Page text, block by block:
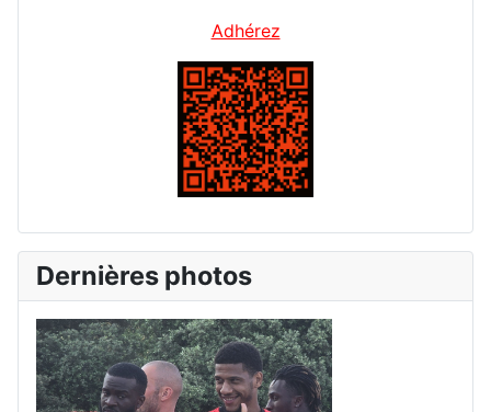
Adhérez
Dernières photos